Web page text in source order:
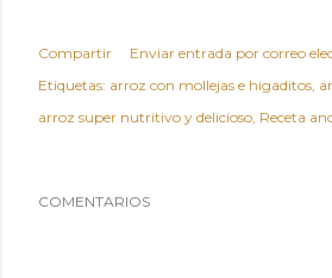
Compartir
Enviar entrada por correo
Etiquetas: arroz con mollejas e higaditos
arroz super nutritivo y delicioso Receta
COMENTARIOS